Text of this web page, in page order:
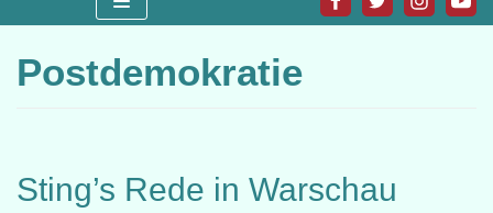
Postdemokratie
Sting’s Rede in Warschau